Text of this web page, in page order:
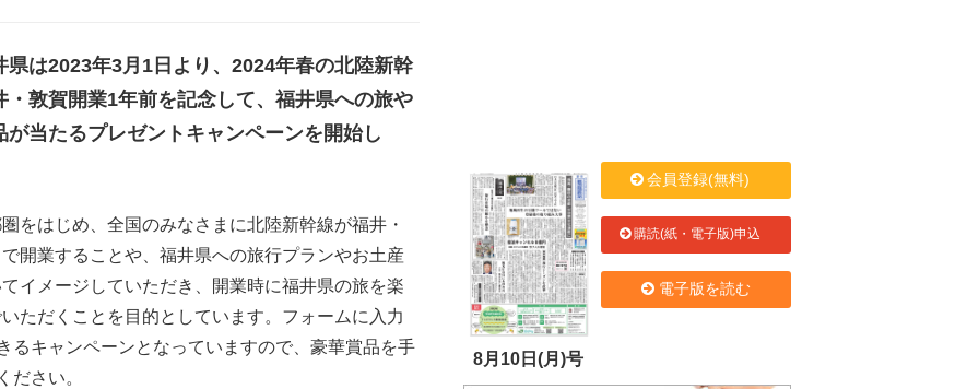
は2023年3月1日より、2024年春の北陸新幹
・敦賀開業1年前を記念して、福井県への旅や
が当たるプレゼントキャンペーンを開始し
はじめ、全国のみなさまに北陸新幹線が福井・
開業することや、福井県への旅行プランやお土産
イメージしていただき、開業時に福井県の旅を楽
ただくことを目的としています。フォームに入力
るキャンペーンとなっていますので、豪華賞品を手
ださい。
8月10日(月)号
会員登録(無料)
購読(紙・電子版)申込
電子版を読む